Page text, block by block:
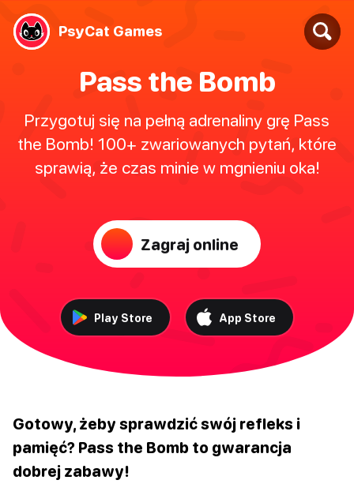
PsyCat Games
Pass the Bomb
Przygotuj się na pełną adrenaliny grę Pass
the Bomb! 100+ zwariowanych pytań, które
sprawią, że czas minie w mgnieniu oka!
Zagraj online
Play Store App Store
Gotowy, żeby sprawdzić swój refleks i
pamięć? Pass the Bomb to gwarancja
dobrej zabawy!